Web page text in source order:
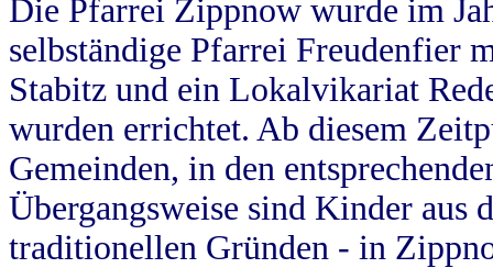
Die Pfarrei Zippnow wurde im
selbständige Pfarrei Freudenfier
Stabitz und ein Lokalvikariat
wurden errichtet. Ab diesem
Gemeinden, in den
Übergangsweise sind Kinder aus
traditionellen Gründen - in